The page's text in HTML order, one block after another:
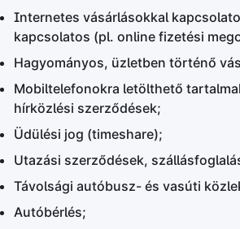
Internetes vásárlásokkal
kapcsolatos (pl. online fizetési
Hagyományos, üzletben történő
Mobiltelefonokra letölthető
hírközlési szerződések;
Üdülési jog (timeshare);
Utazási szerződések,
Távolsági autóbusz- és vasúti
Autóbérlés;